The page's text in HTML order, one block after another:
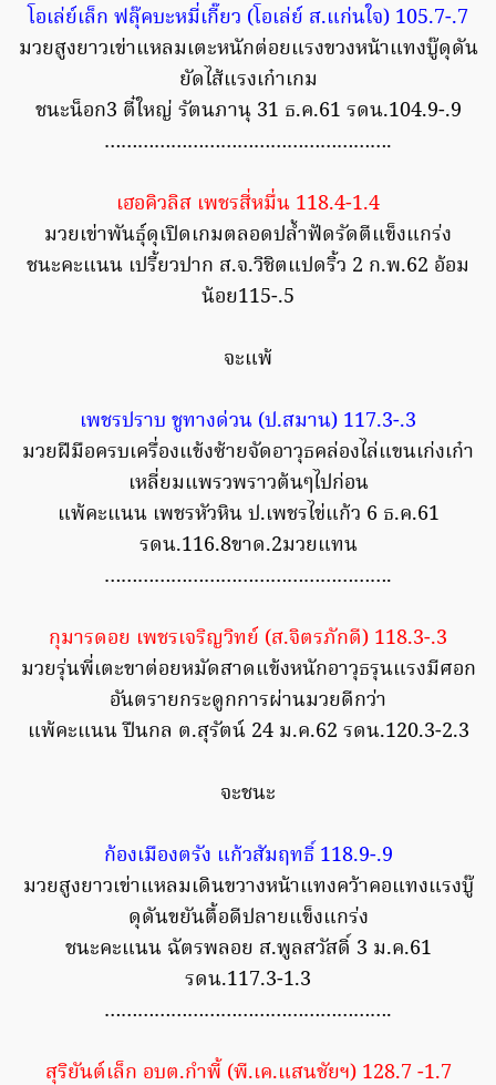
โอเล่ย์เล็ก ฟลุ๊คบะหมี่เกี๊ยว (โอเล่ย์ ส.แก่นใจ) 105.7-.7
มวยสูงยาวเข่าแหลมเตะหนักต่อยแรงขวงหน้าแทงบู๊ดุดัน
ยัดไส้แรงเก๋าเกม
ชนะน็อก3 ตี๋ใหญ่ รัตนภานุ 31 ธ.ค.61 รดน.104.9-.9
…………………………………………….
เฮอคิวลิส เพชรสี่หมื่น 118.4-1.4
มวยเข่าพันธุ์ดุเปิดเกมตลอดปล้ำฟัดรัดตีแข็งแกร่ง
ชนะคะแนน เปรี้ยวปาก ส.จ.วิชิตแปดริ้ว 2 ก.พ.62 อ้อม
น้อย115-.5
จะแพ้
เพชรปราบ ชูทางด่วน (ป.สมาน) 117.3-.3
มวยฝีมือครบเครื่องแข้งซ้ายจัดอาวุธคล่องไล่แขนเก่งเก๋า
เหลี่ยมแพรวพราวต้นๆไปก่อน
แพ้คะแนน เพชรหัวหิน ป.เพชรไข่แก้ว 6 ธ.ค.61
รดน.116.8ขาด.2มวยแทน
…………………………………………….
กุมารดอย เพชรเจริญวิทย์ (ส.จิตรภักดี) 118.3-.3
มวยรุ่นพี่เตะขาต่อยหมัดสาดแข้งหนักอาวุธรุนแรงมีศอก
อันตรายกระดูกการผ่านมวยดีกว่า
แพ้คะแนน ปืนกล ต.สุรัตน์ 24 ม.ค.62 รดน.120.3-2.3
จะชนะ
ก้องเมืองตรัง แก้วสัมฤทธิ์ 118.9-.9
มวยสูงยาวเข่าแหลมเดินขวางหน้าแทงคว้าคอแทงแรงบู๊
ดุดันขยันตื้อดีปลายแข็งแกร่ง
ชนะคะแนน ฉัตรพลอย ส.พูลสวัสดิ์ 3 ม.ค.61
รดน.117.3-1.3
…………………………………………….
สุริยันต์เล็ก อบต.กำพี้ (พี.เค.แสนชัยฯ) 128.7 -1.7